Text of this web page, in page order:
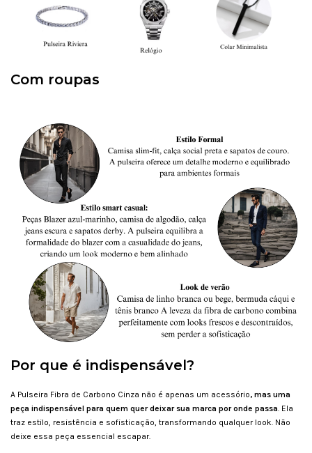
Com roupas
Por que é indispensável?
A Pulseira Fibra de Carbono Cinza não é apenas um acessório, mas uma
peça indispensável para quem quer deixar sua marca por onde passa. Ela
traz estilo, resistência e sofisticação, transformando qualquer look. Não
deixe essa peça essencial escapar.